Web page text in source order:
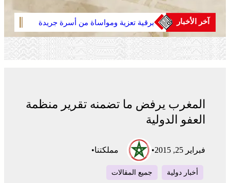
آخر الأخبار
برقية تعزية ومواساة من أسرة جريدة
“مملكتنا” إلى الأستاذ النقيب مولاي
سليمان العمراني في وفاة شقيقه الأكبر
المرحوم مُّحمد العمراني
المغرب يرفض ما تضمنه تقرير منظمة
العفو الدولية
فبراير 25, 2015 • مملكتنا•
أخبار دولية جميع المقالات